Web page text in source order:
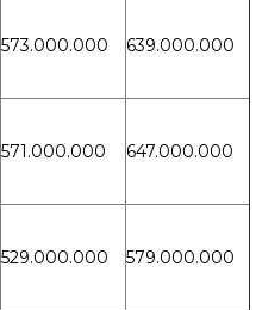
573.000.000 639.000.000
571.000.000 647.000.000
529.000.000 579.000.000